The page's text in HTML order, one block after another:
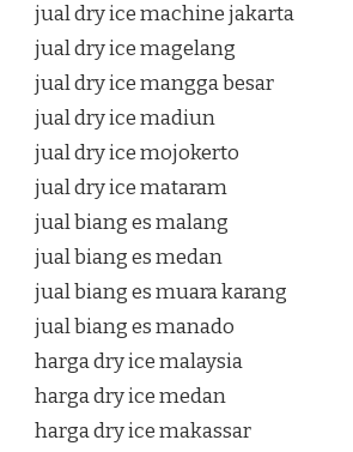
jual dry ice machine jakarta
jual dry ice magelang
jual dry ice mangga besar
jual dry ice madiun
jual dry ice mojokerto
jual dry ice mataram
jual biang es malang
jual biang es medan
jual biang es muara karang
jual biang es manado
harga dry ice malaysia
harga dry ice medan
harga dry ice makassar